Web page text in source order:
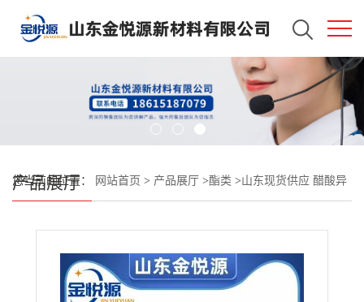
产品展厅
您当前的位置： 网站首页 > 产品展厅 >酯类 >山东现货供应 醋酸异